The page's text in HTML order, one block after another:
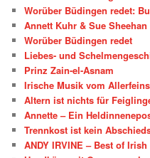
Worüber Büdingen redet:
Annett Kuhr & Sue Sheehan
Worüber Büdingen redet
Liebes- und
Prinz Zain-el-Asnam
Irische Musik vom
Altern ist nichts für
Annette – Ein
Trennkost ist kein
ANDY IRVINE – Best of